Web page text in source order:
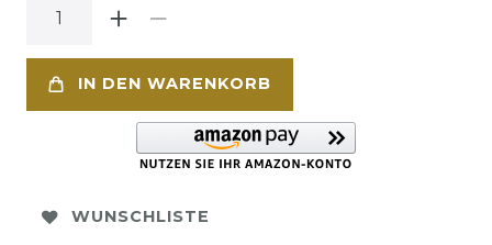
IN DEN WARENKORB
WUNSCHLISTE